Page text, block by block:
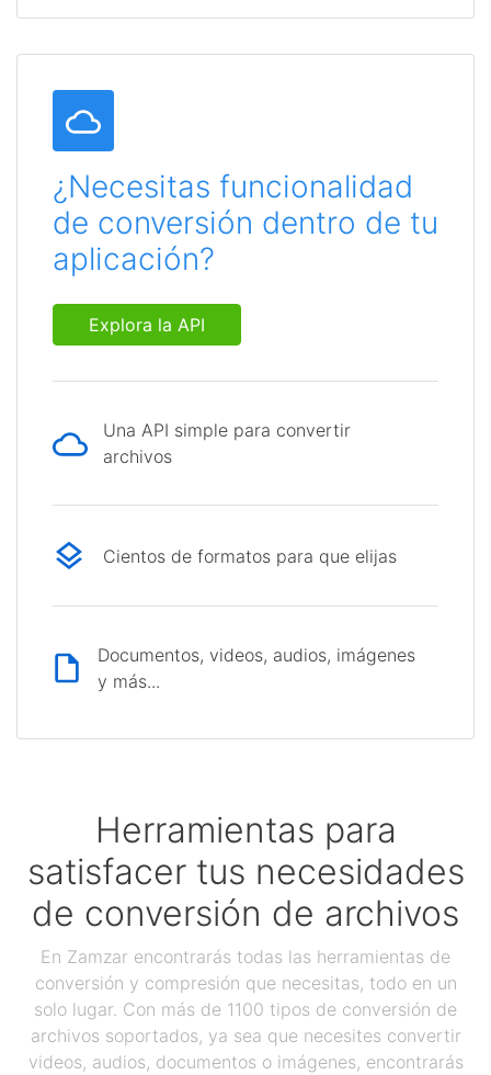
¿Necesitas funcionalidad
de conversión dentro de tu
aplicación?
Explora la API
Una API simple para convertir
archivos
Cientos de formatos para que elijas
Documentos, videos, audios, imágenes
y más...
Herramientas para
satisfacer tus necesidades
de conversión de archivos
En Zamzar encontrarás todas las herramientas de
conversión y compresión que necesitas, todo en un
solo lugar. Con más de 1100 tipos de conversión de
archivos soportados, ya sea que necesites convertir
videos, audios, documentos o imágenes, encontrarás